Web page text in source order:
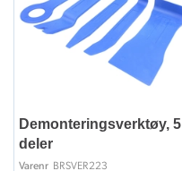
Demonteringsverktøy, 5
deler
Varenr BRSVER223